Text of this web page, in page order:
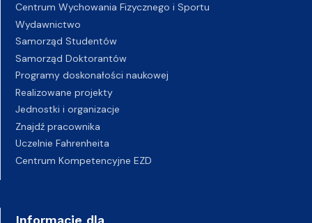
Centrum Wychowania Fizycznego i Sportu
Wydawnictwo
Samorząd Studentów
Samorząd Doktorantów
Programy doskonałości naukowej
Realizowane projekty
Jednostki i organizacje
Znajdź pracownika
Uczelnie Fahrenheita
Centrum Kompetencyjne EZD
Informacje dla